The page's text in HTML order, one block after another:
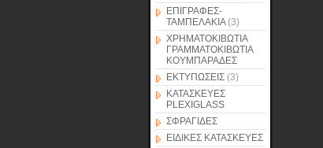
ΕΠΙΓΡΑΦΕΣ-
ΤΑΜΠΕΛΑΚΙΑ(3)
ΧΡΗΜΑΤΟΚΙΒΩΤΙΑ
ΓΡΑΜΜΑΤΟΚΙΒΩΤΙΑ
ΚΟΥΜΠΑΡΑΔΕΣ
ΕΚΤΥΠΩΣΕΙΣ (3)
ΚΑΤΑΣΚΕΥΕΣ
PLEXIGLASS
ΣΦΡΑΓΙΔΕΣ
ΕΙΔΙΚΕΣ ΚΑΤΑΣΚΕΥΕΣ